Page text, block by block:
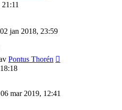
jan 2018, 23:59
Pontus Thorén
mar 2019, 12:41